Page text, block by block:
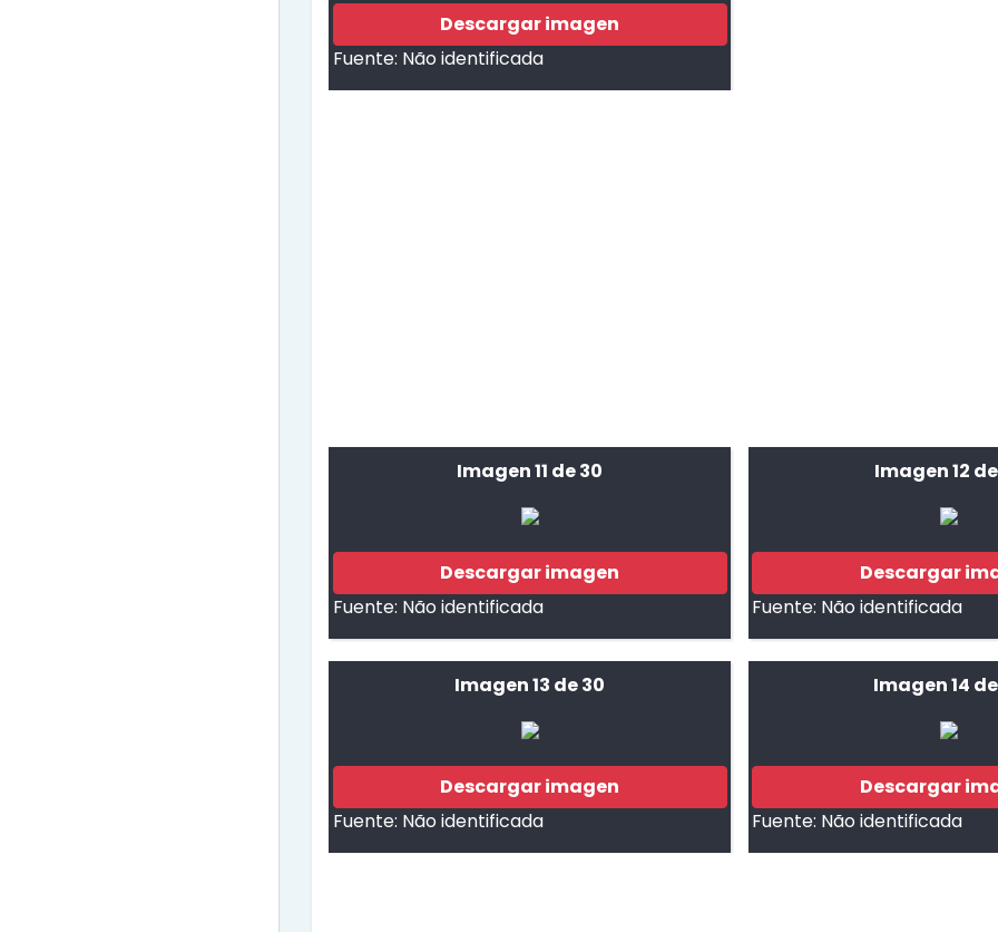
Descargar imagen
Fuente: Não identificada
Imagen 11 de 30
Descargar imagen
Fuente: Não identificada
Imagen 12
Descargar
Fuente: Não identificada
Imagen 13 de 30
Descargar imagen
Fuente: Não identificada
Imagen 14
Descargar
Fuente: Não identificada